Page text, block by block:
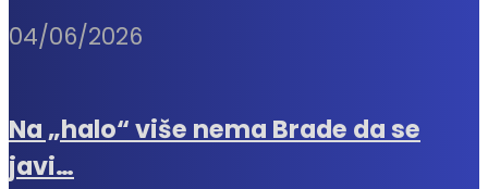
04/06/2026
Na „halo“ više nema Brade da se
javi…